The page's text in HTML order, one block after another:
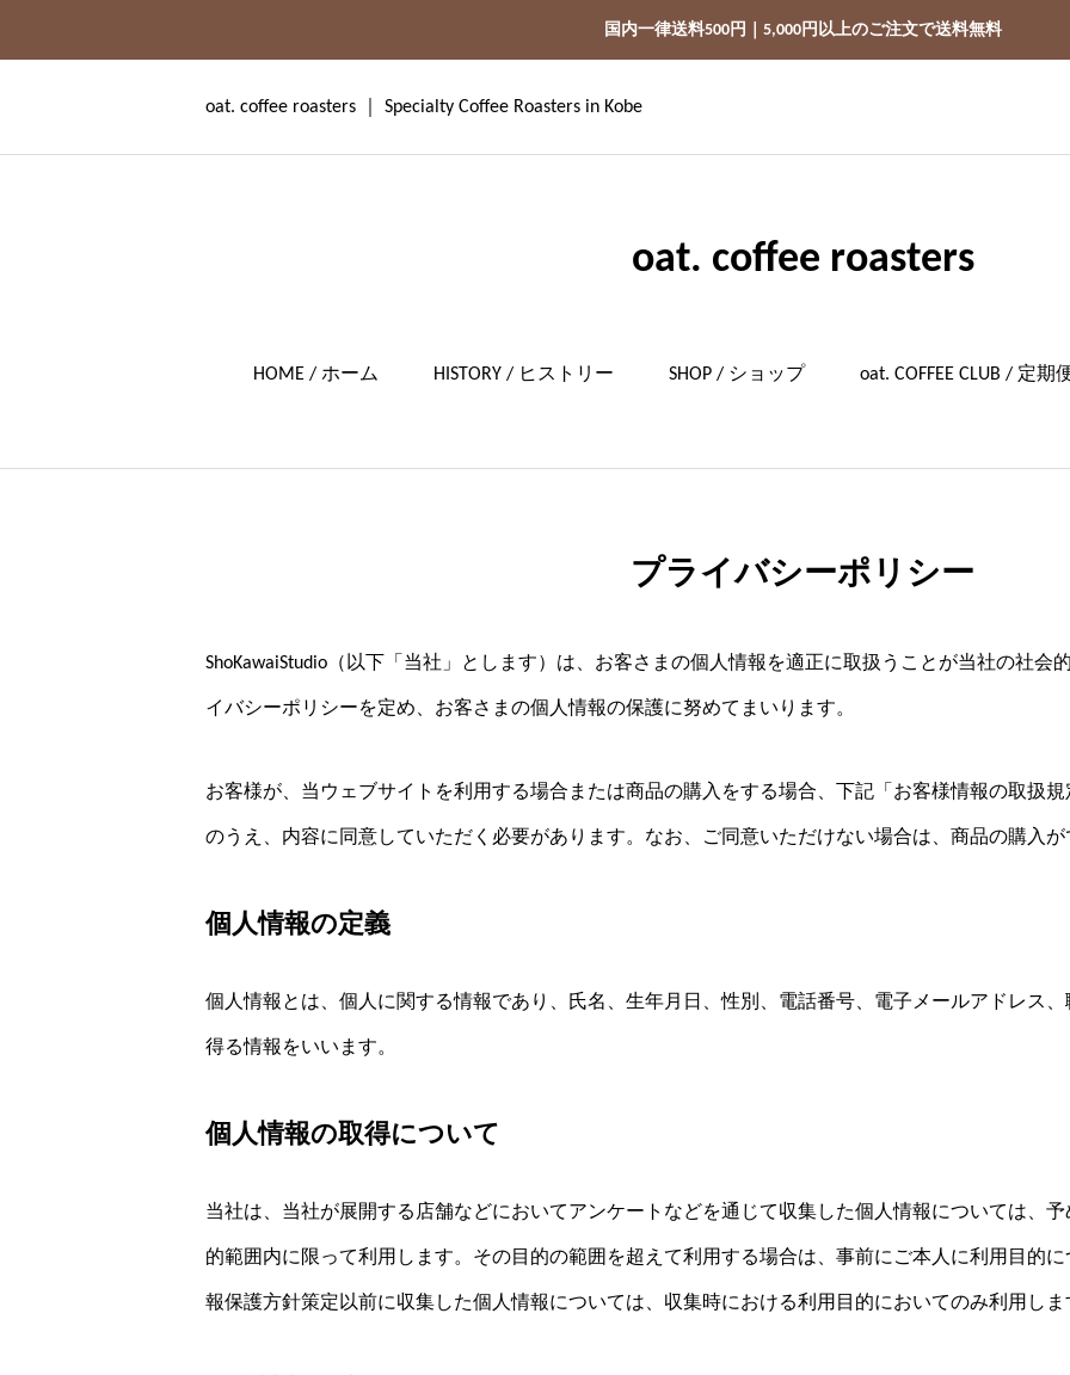
国内一律送料500円｜5,000円以上のご注文で送料無料
oat. coffee roasters ｜ Specialty Coffee Roasters in Kobe
oat. coffee roasters
HOME / ホーム HISTORY / ヒストリー SHOP / ショップ oat. COFFEE CLUB / 定期
プライバシーポリシー
ShoKawaiStudio（以下「当社」とします）は、お客さまの個人情報を適正に取扱うことが当社の社会
イバシーポリシーを定め、お客さまの個人情報の保護に努めてまいります。
お客様が、当ウェブサイトを利用する場合または商品の購入をする場合、下記「お客様情報の取扱
のうえ、内容に同意していただく必要があります。なお、ご同意いただけない場合は、商品の購入
個人情報の定義
個人情報とは、個人に関する情報であり、氏名、生年月日、性別、電話番号、電子メールアドレス
得る情報をいいます。
個人情報の取得について
当社は、当社が展開する店舗などにおいてアンケートなどを通じて収集した個人情報については、
的範囲内に限って利用します。その目的の範囲を超えて利用する場合は、事前にご本人に利用目的
報保護方針策定以前に収集した個人情報については、収集時における利用目的においてのみ利用しま